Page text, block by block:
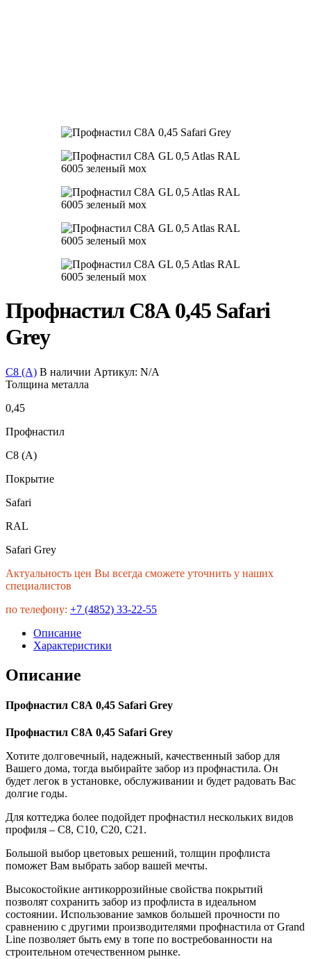
Профнастил С8А 0,45 Safari
Grey
С8 (А) В наличии Артикул: N/A
Толщина металла
0,45
Профнастил
С8 (А)
Покрытие
Safari
RAL
Safari Grey
Актуальность цен Вы всегда сможете уточнить у наших
специалистов
по телефону: +7 (4852) 33-22-55
Описание
Характеристики
Описание
Профнастил С8А 0,45 Safari Grey
Профнастил С8А 0,45 Safari Grey
Хотите долговечный, надежный, качественный забор для
Вашего дома, тогда выбирайте забор из профнастила. Он
будет легок в установке, обслуживании и будет радовать Вас
долгие годы.
Для коттеджа более подойдет профнастил нескольких видов
профиля – С8, С10, С20, С21.
Большой выбор цветовых решений, толщин профлиста
поможет Вам выбрать забор вашей мечты.
Высокостойкие антикоррозийные свойства покрытий
позволят сохранить забор из профлиста в идеальном
состоянии. Использование замков большей прочности по
сравнению с другими производителями профнастила от Grand
Line позволяет быть ему в топе по востребованности на
строительном отечественном рынке.